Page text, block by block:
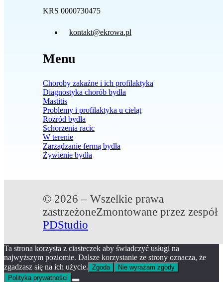
KRS 0000730475
kontakt@ekrowa.pl
Menu
Choroby zakaźne i ich profilaktyka
Diagnostyka chorób bydła
Mastitis
Problemy i profilaktyka u cieląt
Rozród bydła
Schorzenia racic
W terenie
Zarządzanie fermą bydła
Żywienie bydła
© 2026 – Wszelkie prawa
zastrzeżoneZmontowane przez zespół
PDStudio
Ta strona korzysta z ciasteczek aby świadczyć usługi na
najwyższym poziomie. Dalsze korzystanie ze strony oznacza, że
zgadzasz się na ich użycie. Zgoda
Nie wyrażam zgody
Polityka prywatności